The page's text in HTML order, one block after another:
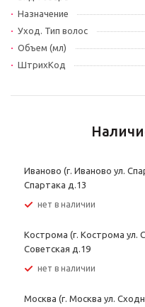
Назначение
Уход. Тип волос
Объем (мл)
ШтрихКод
Иваново (г. Иваново ул.
Спартака д.13
Нет в наличии
Кострома (г. Кострома ул.
Советская д.19
Нет в наличии
Москва (г. Москва ул.